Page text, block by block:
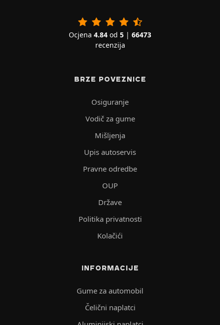
Ocjena 4.84 od 5 | 66473
recenzija
BRZE POVEZNICE
Osiguranje
Vodič za gume
Mišljenja
Upis autoservis
Pravne odredbe
OUP
Države
Politika privatnosti
Kolačići
INFORMACIJE
Gume za automobil
Čelični naplatci